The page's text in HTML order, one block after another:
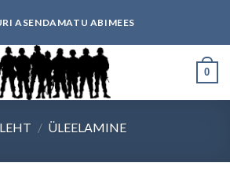
ASENDAMATU ABIMEES
0
/ ÜLEELAMINE